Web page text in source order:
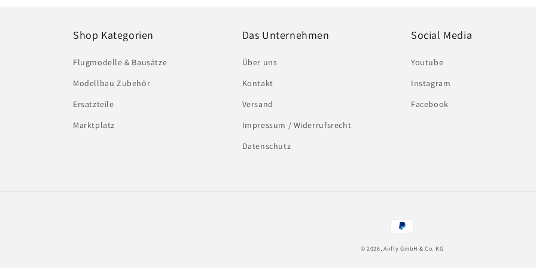
Shop Kategorien
Flugmodelle & Bausätze
Modellbau Zubehör
Ersatzteile
Marktplatz
Das Unternehmen
Über uns
Kontakt
Versand
Impressum / Widerrufsrecht
Datenschutz
Social Media
Youtube
Instagram
Facebook
Zahlungsmethoden
© 2026,Airfly GmbH & Co. KG